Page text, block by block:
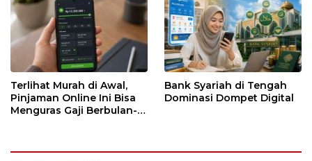
Terlihat Murah di Awal,
Pinjaman Online Ini Bisa
Menguras Gaji Berbulan-
Bank Syariah di Tengah
Dominasi Dompet Digital